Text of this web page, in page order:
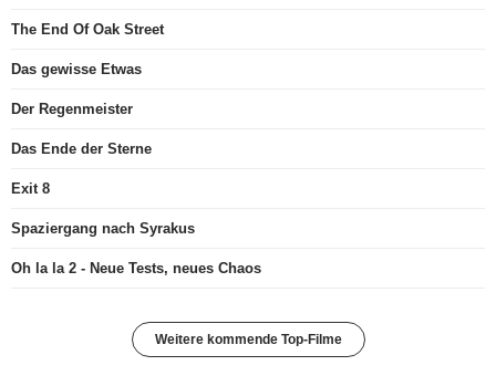
The End Of Oak Street
Das gewisse Etwas
Der Regenmeister
Das Ende der Sterne
Exit 8
Spaziergang nach Syrakus
Oh la la 2 - Neue Tests, neues Chaos
Weitere kommende Top-Filme